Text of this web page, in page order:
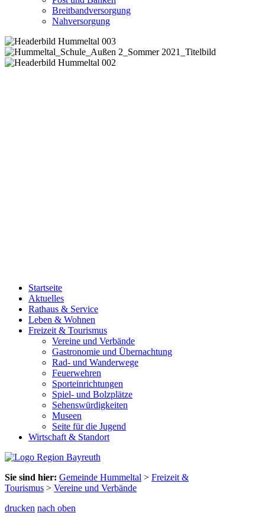
Breitbandversorgung
Nahversorgung
Startseite
Aktuelles
Rathaus & Service
Leben & Wohnen
Freizeit & Tourismus
Vereine und Verbände
Gastronomie und Übernachtung
Rad- und Wanderwege
Feuerwehren
Sporteinrichtungen
Spiel- und Bolzplätze
Sehenswürdigkeiten
Museen
Seite für die Jugend
Wirtschaft & Standort
Sie sind hier: Gemeinde Hummeltal > Freizeit &
Tourismus > Vereine und Verbände
drucken nach oben